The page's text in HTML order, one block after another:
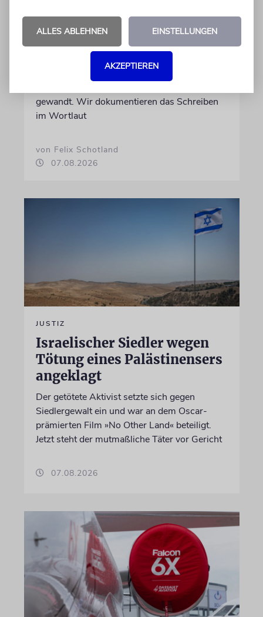
untergräbt
Nach dem X-Post des Journalisten hat sich
Felix Schotland, Vorstand der Synagogen-
gewandt. Wir dokumentieren das Schreiben
im Wortlaut
von Felix Schotland
07.08.2026
JUSTIZ
Israelischer Siedler wegen
Tötung eines Palästinensers
angeklagt
Der getötete Aktivist setzte sich gegen
Siedlergewalt ein und war an dem Oscar-
prämierten Film »No Other Land« beteiligt.
Jetzt steht der mutmaßliche Täter vor Gericht
07.08.2026
ALLES ABLEHNEN EINSTELLUNGEN
AKZEPTIEREN